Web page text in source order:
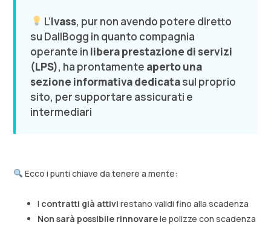
L’Ivass, pur non avendo potere diretto
su DallBogg in quanto compagnia
operante in libera prestazione di servizi
(LPS), ha prontamente aperto una
sezione informativa dedicatasul proprio
sito, per supportare assicurati e
intermediari
Ecco i punti chiave da tenere a mente:
I contratti già attivi restano validi fino alla scadenza
Non sarà possibile rinnovarele polizze con scadenza